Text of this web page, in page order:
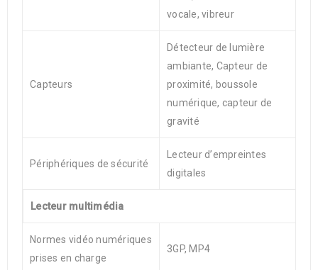
vocale, vibreur
Capteurs
Détecteur de lumière
ambiante, Capteur de
proximité, boussole
numérique, capteur de
gravité
Périphériques de sécurité
Lecteur d’empreintes
digitales
Lecteur multimédia
Normes vidéo numériques
prises en charge
3GP, MP4